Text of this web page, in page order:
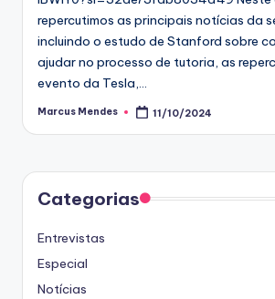
repercutimos as principais notícias da
incluindo o estudo de Stanford sobre
ajudar no processo de tutoria, as
evento da Tesla,…
Posted
Marcus Mendes 11/10/2024
Categorias
Entrevistas
Especial
Notícias